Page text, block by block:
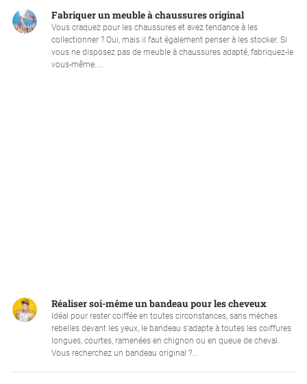
Fabriquer un meuble à chaussures original
Vous craquez pour les chaussures et avez tendance à les
collectionner ? Oui, mais il faut également penser à les stocker. Si
vous ne disposez pas de meuble à chaussures adapté, fabriquez-le
vous-même....
Réaliser soi-même un bandeau pour les cheveux
Idéal pour rester coiffée en toutes circonstances, sans mèches
rebelles devant les yeux, le bandeau s'adapte à toutes les coiffures
longues, courtes, ramenées en chignon ou en queue de cheval.
Vous recherchez un bandeau original ?...